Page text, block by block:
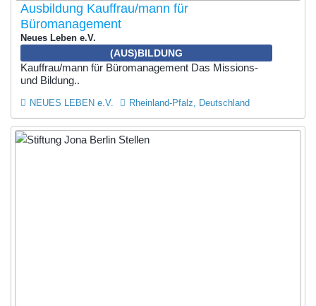
Ausbildung Kauffrau/mann für
Büromanagement
Neues Leben e.V.
(AUS)BILDUNG
Kauffrau/mann für Büromanagement Das Missions-
und Bildung..
NEUES LEBEN e.V. Rheinland-Pfalz, Deutschland